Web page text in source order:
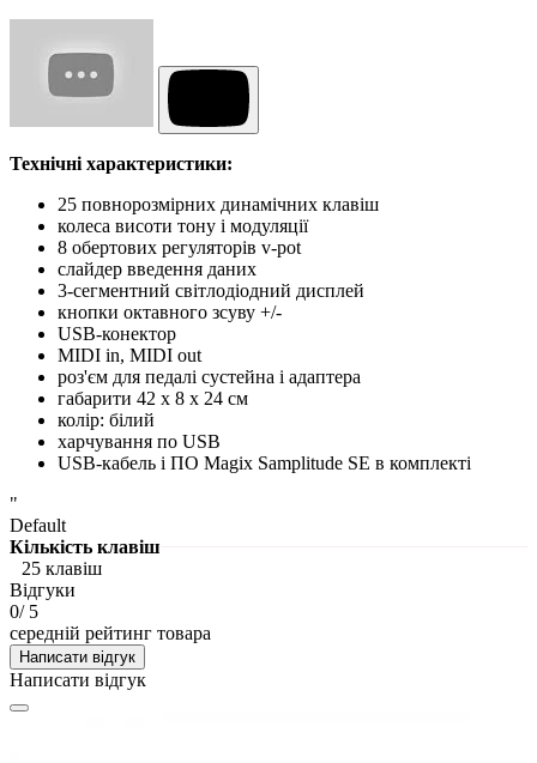
Технічні характеристики:
25 повнорозмірних динамічних клавіш
колеса висоти тону і модуляції
8 обертових регуляторів v-pot
слайдер введення даних
3-сегментний світлодіодний дисплей
кнопки октавного зсуву +/-
USB-конектор
MIDI in, MIDI out
роз'єм для педалі сустейна і адаптера
габарити 42 x 8 x 24 см
колір: білий
харчування по USB
USB-кабель і ПО Magix Samplitude SE в комплекті
"
Default
Кількість клавіш
25 клавіш
Відгуки
0/ 5
середній рейтинг товара
Написати відгук
Написати відгук